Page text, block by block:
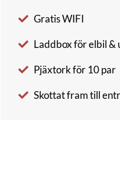
Gratis WIFI
Laddbox för elbil
Pjäxtork för 10 par
Skottat fram till